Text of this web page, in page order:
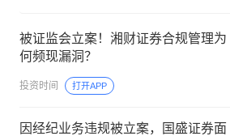
被证监会立案！湘财证券合规管理为
何频现漏洞？
投资时间 打开APP
因经纪业务违规被立案，国盛证券面